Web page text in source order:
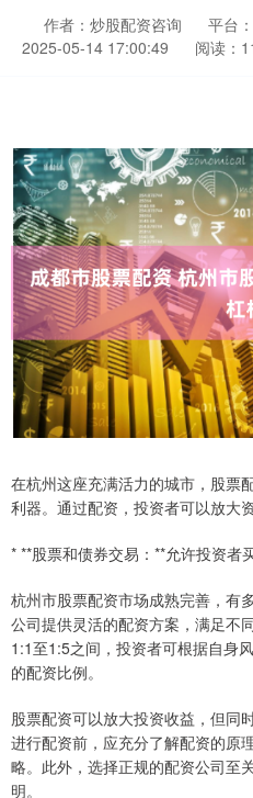
作者：炒股配资咨询 平台
2025-05-14 17:00:49
阅读：
在杭州这座充满活力的城市，股票
利器。通过配资，投资者可以放大
* **股票和债券交易：**允许投资者
杭州市股票配资市场成熟完善，有
公司提供灵活的配资方案，满足不
1:1至1:5之间，投资者可根据自身
的配资比例。
股票配资可以放大投资收益，但同
进行配资前，应充分了解配资的原
略。此外，选择正规的配资公司至
明。